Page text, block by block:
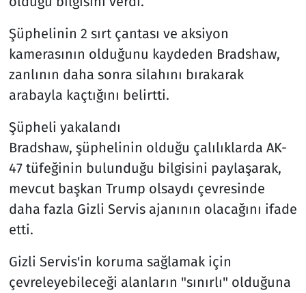
Şüphelinin 2 sırt çantası ve aksiyon
kamerasının olduğunu kaydeden Bradshaw,
zanlının daha sonra silahını bırakarak
arabayla kaçtığını belirtti.
Şüpheli yakalandı
Bradshaw, şüphelinin olduğu çalılıklarda AK-
47 tüfeğinin bulunduğu bilgisini paylaşarak,
mevcut başkan Trump olsaydı çevresinde
daha fazla Gizli Servis ajanının olacağını ifade
etti.
Gizli Servis'in koruma sağlamak için
çevreleyebileceği alanların "sınırlı" olduğuna